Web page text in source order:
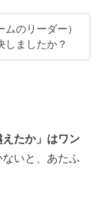
のリーダー）
しましたか？
えたか」はワン
いと、あたふ